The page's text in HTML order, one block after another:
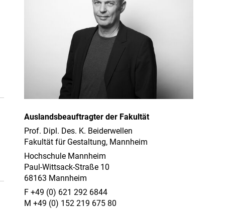
Auslandsbeauftragter der Fakultät
Prof. Dipl. Des. K. Beiderwellen
Fakultät für Gestaltung, Mannheim
Hochschule Mannheim
Paul-Wittsack-Straße 10
68163 Mannheim
F +49 (0) 621 292 6844
M +49 (0) 152 219 675 80